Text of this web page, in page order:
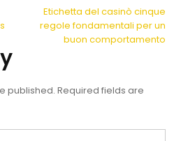
Etichetta del casinò cinque
regole fondamentali per un
buon comportamento
published. Required fields are